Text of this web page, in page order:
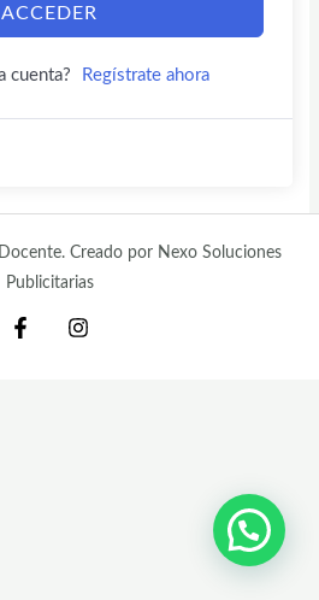
ACCEDER
cuenta? Regístrate ahora
Creado por Nexo Soluciones
Publicitarias